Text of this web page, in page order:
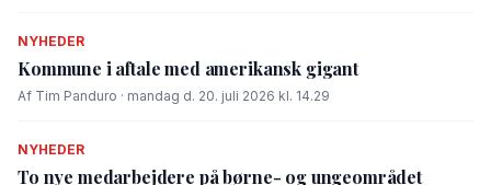
NYHEDER
Kommune i aftale med amerikansk gigant
Af Tim Panduro · mandag d. 20. juli 2026 kl. 14.29
NYHEDER
To nye medarbejdere på børne- og ungeområdet